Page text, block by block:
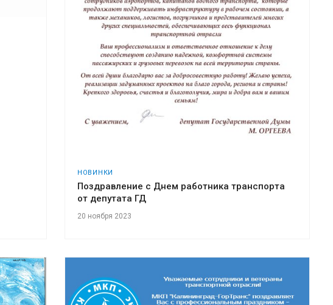
НОВИНКИ
Поздравление с Днем работника транспорта
от депутата ГД
20 ноября 2023